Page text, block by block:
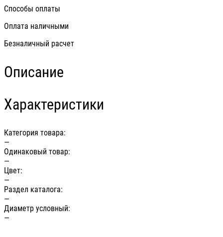
Способы оплаты
Оплата наличными
Безналичный расчет
Описание
Характеристики
Категория товара:
—
Одинаковый товар:
—
Цвет:
—
Раздел каталога:
—
Диаметр условный:
—